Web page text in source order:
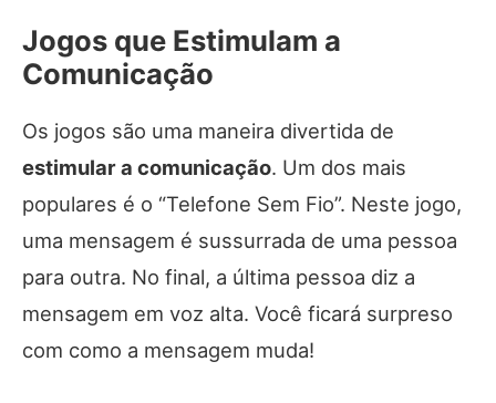
Jogos que Estimulam a
Comunicação
Os jogos são uma maneira divertida de
estimular a comunicação. Um dos mais
populares é o “Telefone Sem Fio”. Neste jogo,
uma mensagem é sussurrada de uma pessoa
para outra. No final, a última pessoa diz a
mensagem em voz alta. Você ficará surpreso
com como a mensagem muda!